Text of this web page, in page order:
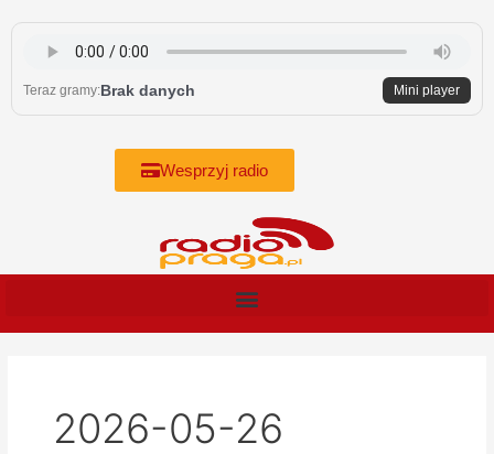
content
Teraz gramy:Brak danych Mini player
Wesprzyj radio
2026-05-26